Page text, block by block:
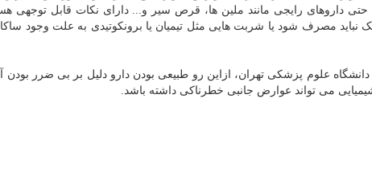
رایجی مانند ملین ها، قرص سیر و... دارای نکات قابل توجهی
مصرف شود یا شربت هایی مثل تیمیان یا برونکوتیدی به علت وجود
علوم پزشکی تهران، ازاین رو طبیعی بودن دارو دلیل بر بی ضرر
می تواند عوارض جانبی خطرناکی داشته باشد.